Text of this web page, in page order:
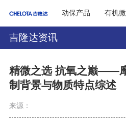
动保产品 有机
吉隆达资讯
精微之选 抗氧之巅——
制背景与物质特点综述
来源：